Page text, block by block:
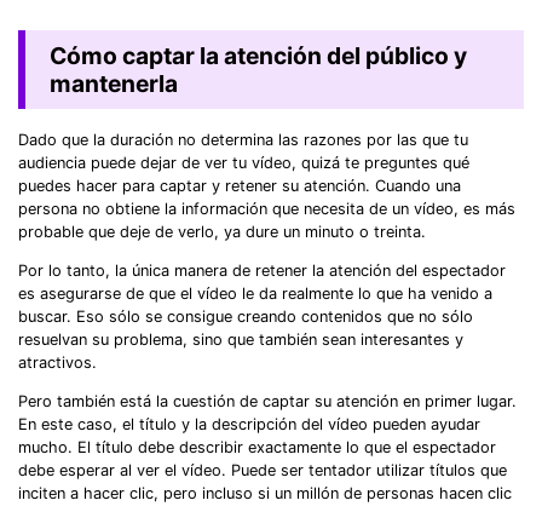
Cómo captar la atención del público y
mantenerla
Dado que la duración no determina las razones por las que tu
audiencia puede dejar de ver tu vídeo, quizá te preguntes qué
puedes hacer para captar y retener su atención. Cuando una
persona no obtiene la información que necesita de un vídeo, es más
probable que deje de verlo, ya dure un minuto o treinta.
Por lo tanto, la única manera de retener la atención del espectador
es asegurarse de que el vídeo le da realmente lo que ha venido a
buscar. Eso sólo se consigue creando contenidos que no sólo
resuelvan su problema, sino que también sean interesantes y
atractivos.
Pero también está la cuestión de captar su atención en primer lugar.
En este caso, el título y la descripción del vídeo pueden ayudar
mucho. El título debe describir exactamente lo que el espectador
debe esperar al ver el vídeo. Puede ser tentador utilizar títulos que
inciten a hacer clic, pero incluso si un millón de personas hacen clic